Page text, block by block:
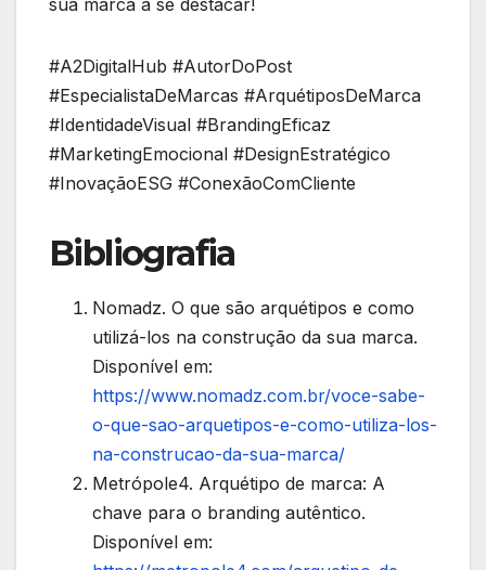
#A2DigitalHub #AutorDoPost
#EspecialistaDeMarcas #ArquétiposDeMarca
#IdentidadeVisual #BrandingEficaz
#MarketingEmocional #DesignEstratégico
#InovaçãoESG #ConexãoComCliente
Bibliografia
Nomadz. O que são arquétipos e como
utilizá-los na construção da sua marca.
Disponível em:
https://www.nomadz.com.br/voce-sabe-
o-que-sao-arquetipos-e-como-utiliza-los-
na-construcao-da-sua-marca/
Metrópole4. Arquétipo de marca: A
chave para o branding autêntico.
Disponível em: